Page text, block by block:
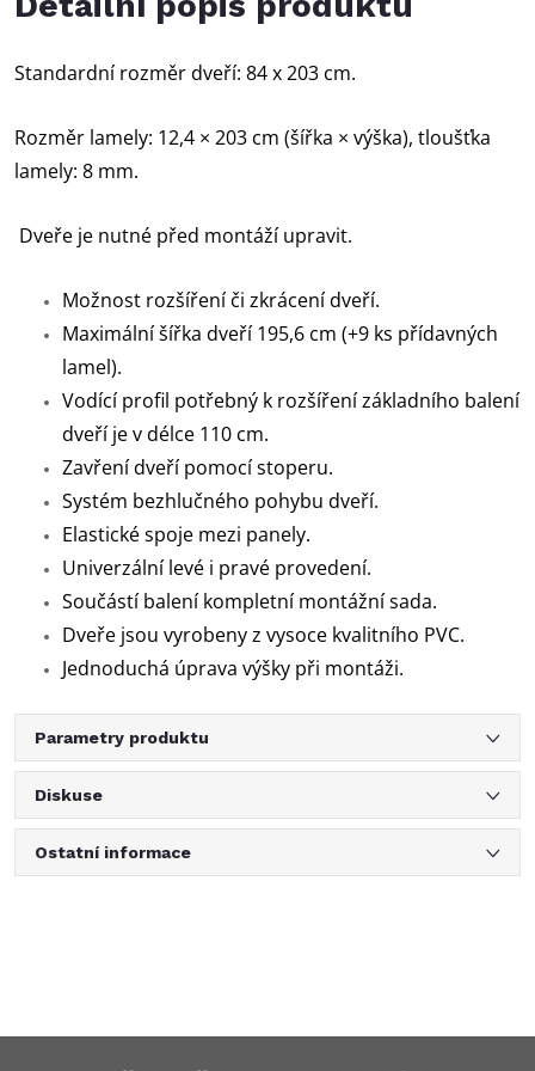
Standardní rozměr dveří: 84 x 203 cm.
Rozměr lamely: 12,4 × 203 cm (šířka × výška), tloušťka
lamely: 8 mm.
Dveře je nutné před montáží upravit.
Možnost rozšíření či zkrácení dveří.
Maximální šířka dveří 195,6 cm (+9 ks přídavných
lamel).
Vodící profil potřebný k rozšíření základního balení
dveří je v délce 110 cm.
Zavření dveří pomocí stoperu.
Systém bezhlučného pohybu dveří.
Elastické spoje mezi panely.
Univerzální levé i pravé provedení.
Součástí balení kompletní montážní sada.
Dveře jsou vyrobeny z vysoce kvalitního PVC.
Jednoduchá úprava výšky při montáži.
Parametry produktu
Diskuse
Ostatní informace